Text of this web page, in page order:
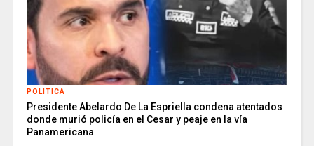
POLITICA
Presidente Abelardo De La Espriella condena atentados
donde murió policía en el Cesar y peaje en la vía
Panamericana